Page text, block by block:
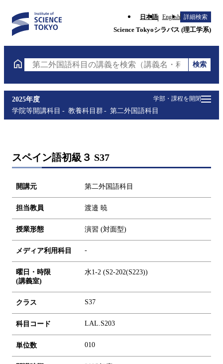
日本語 English 詳細検索
Science Tokyoシラバス (理工学系)
第二外国語科目の講義を検索（講義名・科目コード・
検索
学部・課程を開閉
2025年度
学院等開講科目
教養科目群 第二外国語科目
スペイン語初級３ S37
開講元 第二外国語科目
担当教員 渡邉 暁
授業形態 演習 (対面型)
メディア利用科目 -
曜日・時限
(講義室)
水1-2 (S2-202(S223))
クラス S37
科目コード LAL.S203
単位数 010